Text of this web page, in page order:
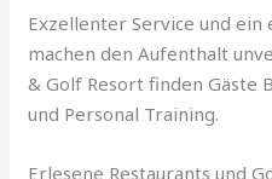
Exzellenter Service und ein
machen den Aufenthalt
& Golf Resort finden Gäste
und Personal Training.
Erlesene Restaurants und